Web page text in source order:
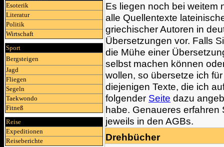
Esoterik
Literatur
Politik
Wirtschaft
Sport
Bergsteigen
Jagd
Fliegen
Segeln
Taekwondo
Fitneß
Reise
Expeditionen
Reiseberichte
Es liegen noch bei weitem
alle Quellentexte
griechischer Autoren in
Übersetzungen vor. Falls
die Mühe einer
selbst machen können
wollen, so übersetze ich
diejenigen Texte, die ich
folgender Seite dazu
habe. Genaueres erfahren
jeweils in den AGBs.
Drehbücher